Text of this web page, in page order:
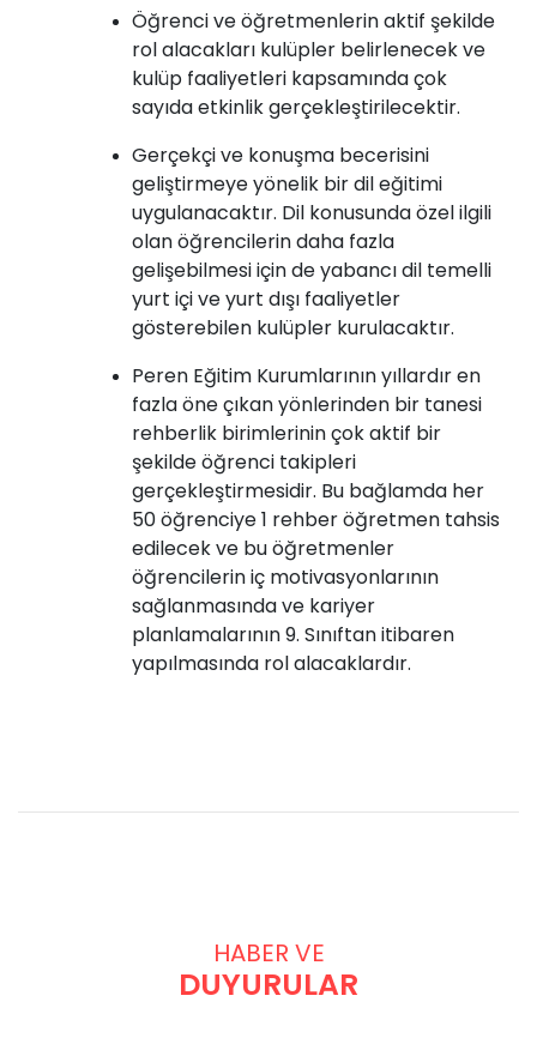
Öğrenci ve öğretmenlerin aktif şekilde
rol alacakları kulüpler belirlenecek ve
kulüp faaliyetleri kapsamında çok
sayıda etkinlik gerçekleştirilecektir.
Gerçekçi ve konuşma becerisini
geliştirmeye yönelik bir dil eğitimi
uygulanacaktır. Dil konusunda özel ilgili
olan öğrencilerin daha fazla
gelişebilmesi için de yabancı dil temelli
yurt içi ve yurt dışı faaliyetler
gösterebilen kulüpler kurulacaktır.
Peren Eğitim Kurumlarının yıllardır en
fazla öne çıkan yönlerinden bir tanesi
rehberlik birimlerinin çok aktif bir
şekilde öğrenci takipleri
gerçekleştirmesidir. Bu bağlamda her
50 öğrenciye 1 rehber öğretmen tahsis
edilecek ve bu öğretmenler
öğrencilerin iç motivasyonlarının
sağlanmasında ve kariyer
planlamalarının 9. Sınıftan itibaren
yapılmasında rol alacaklardır.
HABER VE
DUYURULAR